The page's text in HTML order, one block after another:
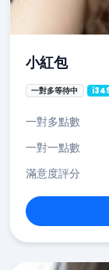
小紅包
一對多等待中
一對多點數
一對一點數
滿意度評分